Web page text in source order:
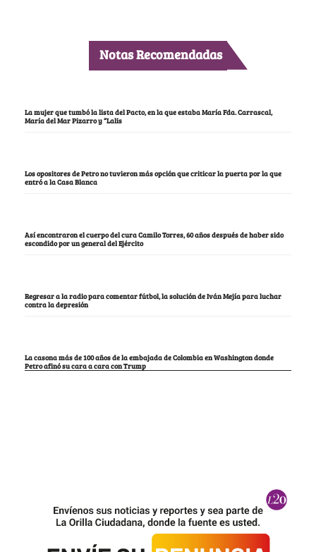
Notas Recomendadas
La mujer que tumbó la lista del Pacto, en la que estaba María Fda. Carrascal,
María del Mar Pizarro y “Lalis
Los opositores de Petro no tuvieron más opción que criticar la puerta por la que
entró a la Casa Blanca
Así encontraron el cuerpo del cura Camilo Torres, 60 años después de haber sido
escondido por un general del Ejército
Regresar a la radio para comentar fútbol, la solución de Iván Mejía para luchar
contra la depresión
La casona más de 100 años de la embajada de Colombia en Washington donde
Petro afinó su cara a cara con Trump